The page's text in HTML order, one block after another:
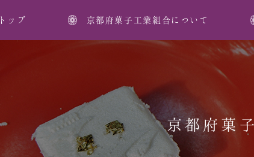
トップ 京都府菓子工業組合について
京都府菓